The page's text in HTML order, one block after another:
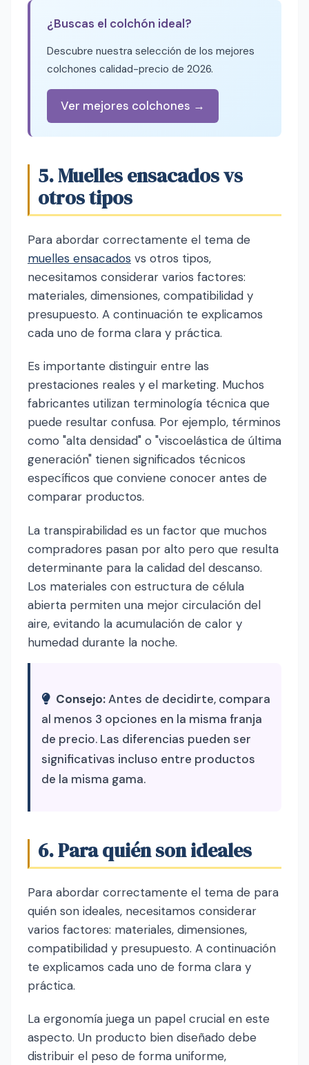
¿Buscas el colchón ideal?
Descubre nuestra selección de los mejores
colchones calidad-precio de 2026.
Ver mejores colchones →
5. Muelles ensacados vs
otros tipos
Para abordar correctamente el tema de
muelles ensacados vs otros tipos,
necesitamos considerar varios factores:
materiales, dimensiones, compatibilidad y
presupuesto. A continuación te explicamos
cada uno de forma clara y práctica.
Es importante distinguir entre las
prestaciones reales y el marketing. Muchos
fabricantes utilizan terminología técnica que
puede resultar confusa. Por ejemplo, términos
como "alta densidad" o "viscoelástica de última
generación" tienen significados técnicos
específicos que conviene conocer antes de
comparar productos.
La transpirabilidad es un factor que muchos
compradores pasan por alto pero que resulta
determinante para la calidad del descanso.
Los materiales con estructura de célula
abierta permiten una mejor circulación del
aire, evitando la acumulación de calor y
humedad durante la noche.
Consejo:Antes de decidirte, compara
al menos 3 opciones en la misma franja
de precio. Las diferencias pueden ser
significativas incluso entre productos
de la misma gama.
6. Para quién son ideales
Para abordar correctamente el tema de para
quién son ideales, necesitamos considerar
varios factores: materiales, dimensiones,
compatibilidad y presupuesto. A continuación
te explicamos cada uno de forma clara y
práctica.
La ergonomía juega un papel crucial en este
aspecto. Un producto bien diseñado debe
distribuir el peso de forma uniforme,